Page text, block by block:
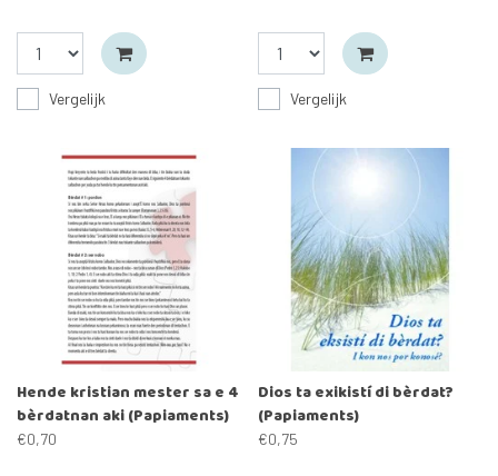
Vergelijk Vergelijk
Hende kristian mester sa e 4
bèrdatnan aki (Papiaments)
€0,70
Dios ta exikistí di bèrdat?
(Papiaments)
€0,75